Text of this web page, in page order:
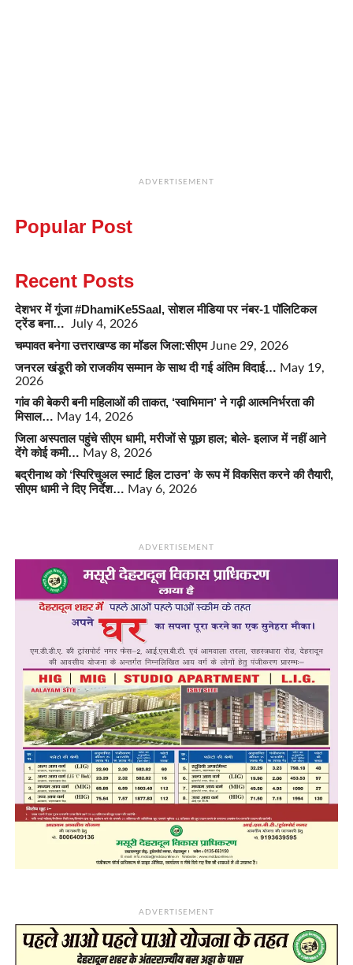
ADVERTISEMENT
Popular Post
Recent Posts
देशभर में गूंजा #DhamiKe5Saal, सोशल मीडिया पर नंबर-1 पॉलिटिकल
ट्रेंड बना… July 4, 2026
चम्पावत बनेगा उत्तराखण्ड का मॉडल जिला:सीएम June 29, 2026
जनरल खंडूरी को राजकीय सम्मान के साथ दी गई अंतिम विदाई… May 19,
2026
गांव की बेकरी बनी महिलाओं की ताकत, ‘स्वाभिमान’ ने गढ़ी आत्मनिर्भरता की
मिसाल… May 14, 2026
जिला अस्पताल पहुंचे सीएम धामी, मरीजों से पूछा हाल; बोले- इलाज में नहीं आने
देंगे कोई कमी… May 8, 2026
बद्रीनाथ को ‘स्पिरिचुअल स्मार्ट हिल टाउन’ के रूप में विकसित करने की तैयारी,
सीएम धामी ने दिए निर्देश… May 6, 2026
ADVERTISEMENT
ADVERTISEMENT